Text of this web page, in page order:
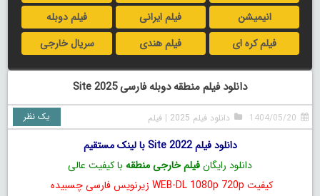
انیمیشن
فیلم ایرانی
فیلم دوبله
فیلم کره ای
فیلم هندی سریال خارجی
دانلود فیلم منطقه دوبله فارسی Site 2025
1404/05/20 دانلود فیلم 2025 |فیلم یک نظر
دانلود فیلم Site 2022 با لینک مستقیم
دانلود رایگانفیلم خارجی منطقه با کیفیت عالی
کیفیت WEB-DL 1080p 720p زیرنویس فارسی چسبیده